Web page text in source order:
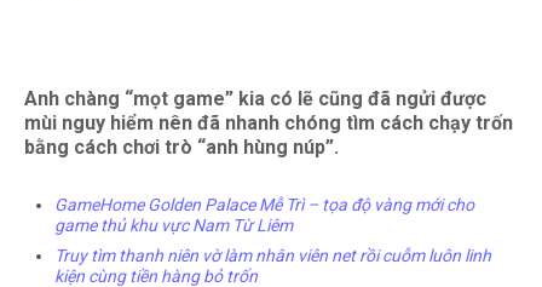
Anh chàng “mọt game” kia có lẽ cũng đã ngửi được
mùi nguy hiểm nên đã nhanh chóng tìm cách chạy trốn
bằng cách chơi trò “anh hùng núp”.
GameHome Golden Palace Mễ Trì – tọa độ vàng mới cho
game thủ khu vực Nam Từ Liêm
Truy tìm thanh niên vờ làm nhân viên net rồi cuỗm luôn linh
kiện cùng tiền hàng bỏ trốn